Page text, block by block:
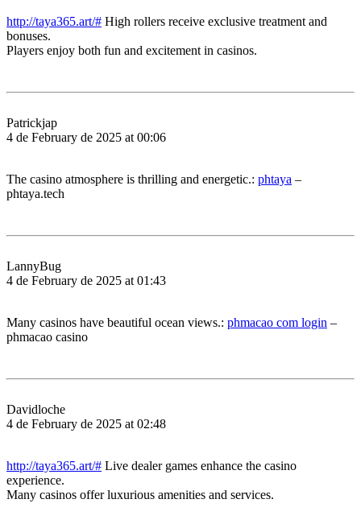
http://taya365.art/# High rollers receive exclusive treatment and
bonuses.
Players enjoy both fun and excitement in casinos.
Patrickjap
4 de February de 2025 at 00:06
The casino atmosphere is thrilling and energetic.: phtaya –
phtaya.tech
LannyBug
4 de February de 2025 at 01:43
Many casinos have beautiful ocean views.: phmacao com login –
phmacao casino
Davidloche
4 de February de 2025 at 02:48
http://taya365.art/# Live dealer games enhance the casino
experience.
Many casinos offer luxurious amenities and services.